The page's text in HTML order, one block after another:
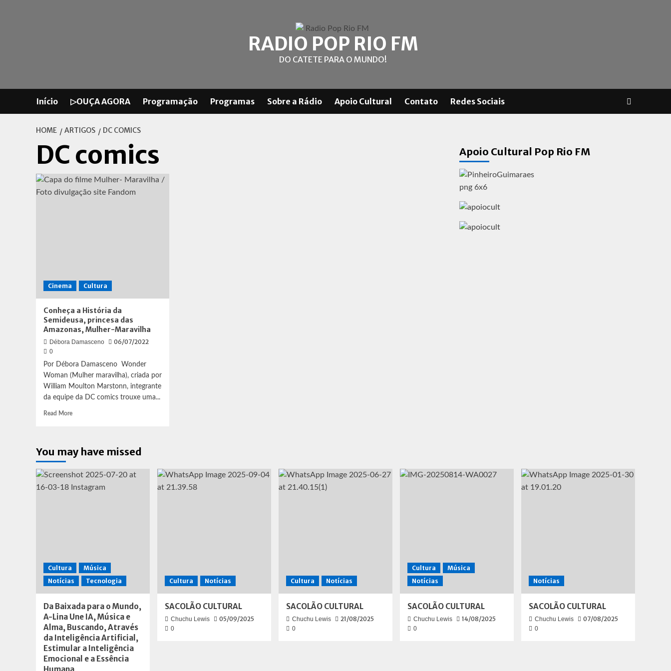
RADIO POP RIO FM
DO CATETE PARA O MUNDO!
Início ▷OUÇA AGORA Programação Programas Sobre a Rádio Apoio Cultural Contato Redes Sociais
HOME ARTIGOS DC COMICS
DC comics
Cinema Cultura
Conheça a História da
Semideusa, princesa das
Amazonas, Mulher-Maravilha
Débora Damasceno 06/07/2022
0
Por Débora Damasceno Wonder
Woman (Mulher maravilha), criada por
William Moulton Marstonn, integrante
da equipe da DC comics trouxe uma...
Read MoreRead
a
História
Semideusa,
princesa
Apoio Cultural Pop Rio FM
You may have missed
Cultura
Música
Notícias
Tecnologia
Da Baixada para o Mundo,
A-Lina Une IA, Música e
Alma, Buscando, Através
da Inteligência Artificial,
Estimular a Inteligência
Emocional e a Essência
Cultura Notícias
SACOLÃO CULTURAL
Chuchu Lewis 05/09/2025
0
Cultura Notícias
SACOLÃO CULTURAL
Chuchu Lewis 21/08/2025
0
Cultura
Música
Notícias
SACOLÃO CULTURAL
Chuchu Lewis 14/08/2025
0
Notícias
SACOLÃO CULTURAL
Chuchu Lewis 07/08/2025
0